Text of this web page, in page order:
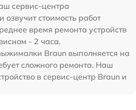
сервис-центра
озвучит стоимость работ
время ремонта устройств
- 2 часа.
Braun выполняется на
сложного ремонта. Наш
в сервис-центр Braun и